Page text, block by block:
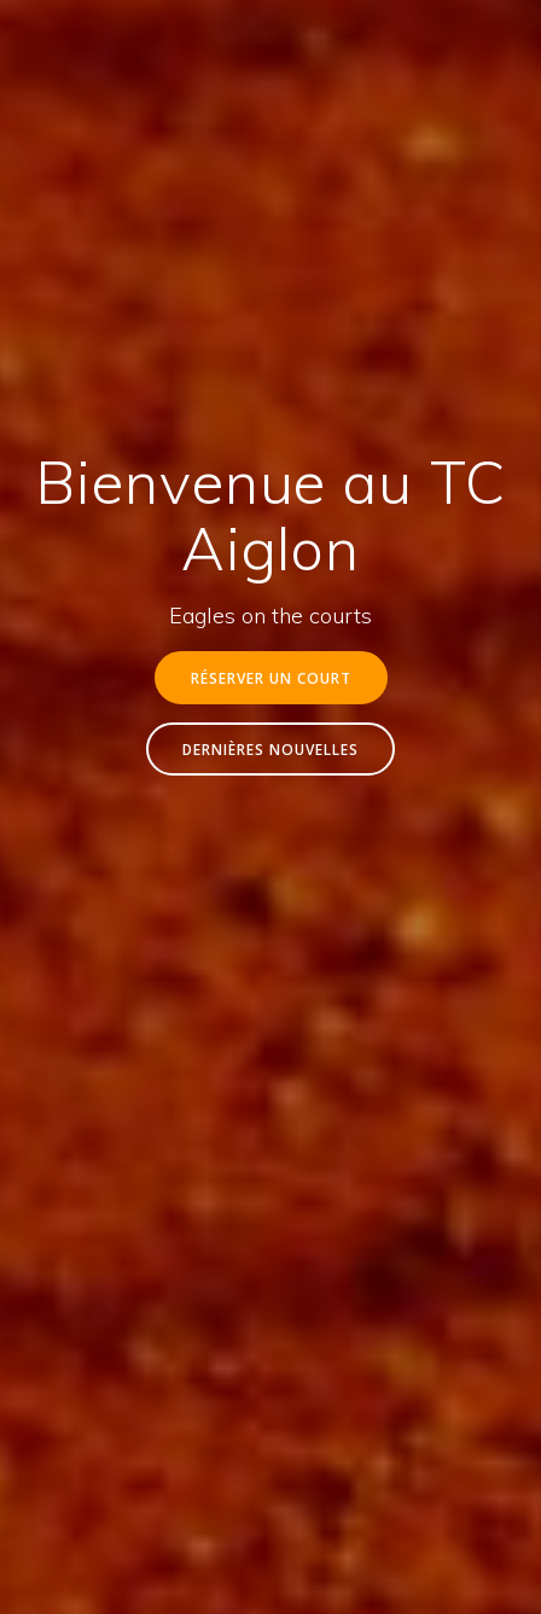
Bienvenue au TC
Aiglon
Eagles on the courts
RÉSERVER UN COURT
DERNIÈRES NOUVELLES